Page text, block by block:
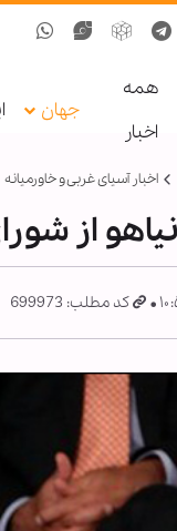
همه
اخبار
جهان
اخبار آسیای غربی و خاورمیانه
از
کد مطلب: 699973